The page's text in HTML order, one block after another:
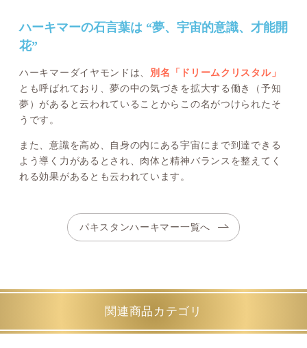
ハーキマーの石言葉は “夢、宇宙的意識、才能開
花”
ハーキマーダイヤモンドは、 別名「ドリームクリスタル」
とも呼ばれており、夢の中の気づきを拡大する働き（予知
夢）があると云われていることからこの名がつけられたそ
うです。
また、意識を高め、自身の内にある宇宙にまで到達できる
よう導く力があるとされ、肉体と精神バランスを整えてく
れる効果があるとも云われています。
パキスタンハーキマー一覧へ
関連商品カテゴリ